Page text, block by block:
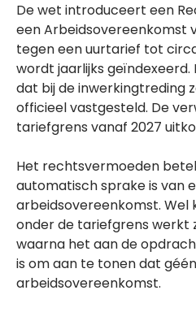
De wet introduceert een
een Arbeidsovereenkomst
tegen een uurtarief tot
wordt jaarlijks
dat bij de inwerkingtreding
officieel vastgesteld. De
tariefgrens vanaf 2027
Het rechtsvermoeden
automatisch sprake is van
arbeidsovereenkomst. Wel
onder de tariefgrens werkt
waarna het aan de
is om aan te tonen dat
arbeidsovereenkomst.